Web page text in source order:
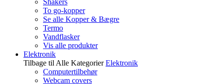
Shakers
To go-kopper
Se alle Kopper & Bægre
Termo
Vandflasker
Vis alle produkter
Elektronik
Tilbage til Alle Kategorier Elektronik
Computertilbehør
Webcam covers